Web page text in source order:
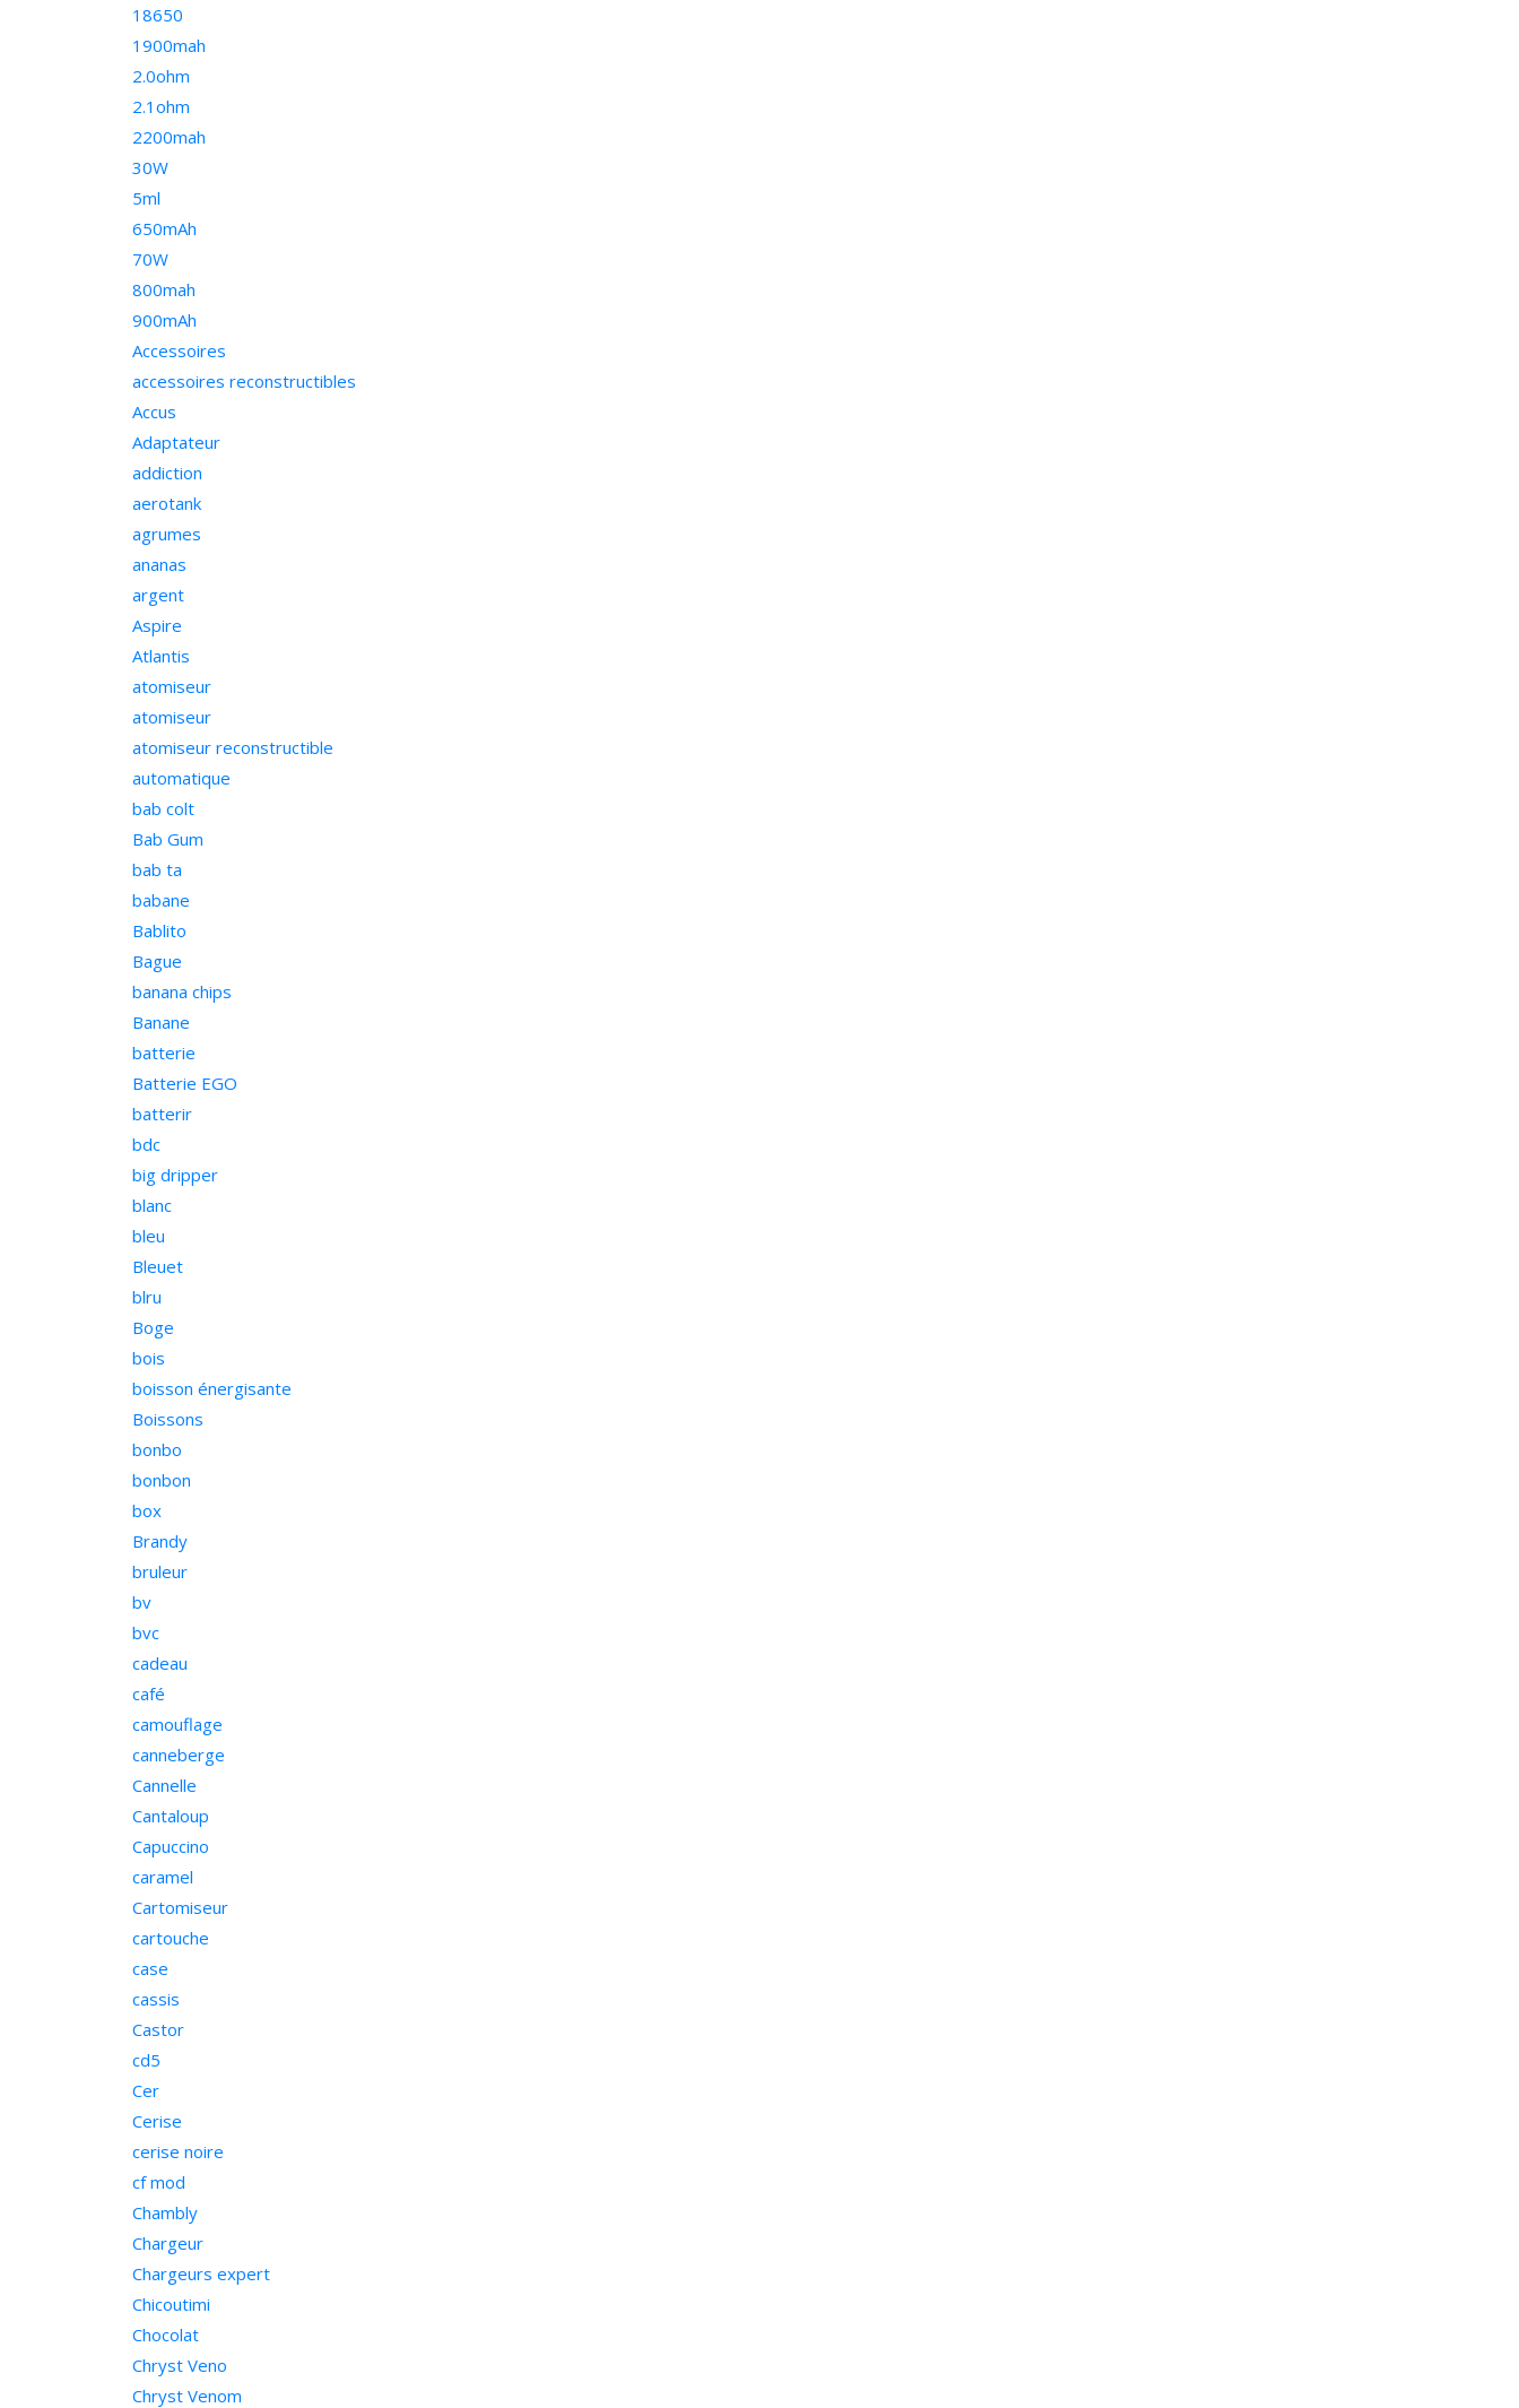
18650
1900mah
2.0ohm
2.1ohm
2200mah
30W
5ml
650mAh
70W
800mah
900mAh
Accessoires
accessoires reconstructibles
Accus
Adaptateur
addiction
aerotank
agrumes
ananas
argent
Aspire
Atlantis
atomiseur
atomiseur
atomiseur reconstructible
automatique
bab colt
Bab Gum
bab ta
babane
Bablito
Bague
banana chips
Banane
batterie
Batterie EGO
batterir
bdc
big dripper
blanc
bleu
Bleuet
blru
Boge
bois
boisson énergisante
Boissons
bonbo
bonbon
box
Brandy
bruleur
bv
bvc
cadeau
café
camouflage
canneberge
Cannelle
Cantaloup
Capuccino
caramel
Cartomiseur
cartouche
case
cassis
Castor
cd5
Cer
Cerise
cerise noire
cf mod
Chambly
Chargeur
Chargeurs expert
Chicoutimi
Chocolat
Chryst Veno
Chryst Venom